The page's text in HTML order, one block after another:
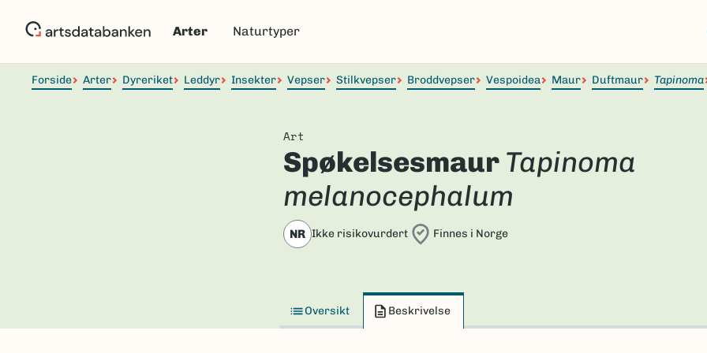
Arter Naturtyper
Forside Arter Dyreriket Leddyr Insekter Vepser Stilkvepser Broddvepser Vespoidea Maur Duftmaur Tapinoma
Art
Spøkelsesmaur Tapinoma
melanocephalum
NR Ikke risikovurdert Finnes i Norge
Oversikt Beskrivelse